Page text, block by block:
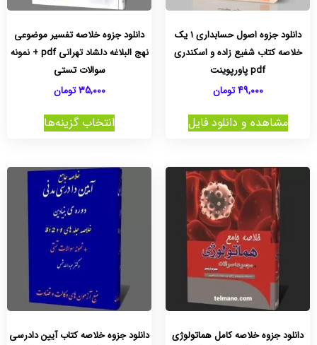
دانلود جزوه اصول حسابداری 1 یک
خلاصه کتاب شفیع زاده و اسکندری
pdf پاورپوینت
49,000 تومان
مشاهده و دانلود فایل
دانلود جزوه خلاصه تفسیر موضوعی
نهج البلاغه دلشاد تهرانی pdf + نمونه
سوالات تستی
35,000 تومان
انتخاب گزینه‌ها
دانلود جزوه خلاصه کامل هماتولوژی
دانلود جزوه خلاصه کتاب آیین دادرسی